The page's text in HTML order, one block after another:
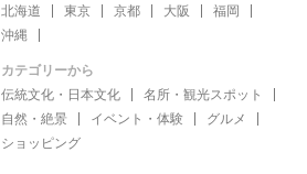
北海道
東京 京都 大阪
福岡
沖縄
カテゴリーから
伝統文化・日本文化
名所・観光スポット
自然・絶景
イベント・体験
グルメ
ショッピング